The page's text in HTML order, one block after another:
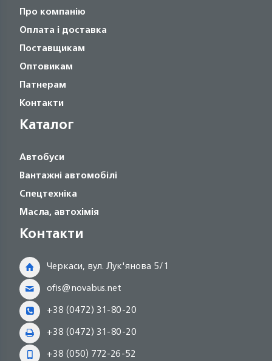
Про компанію
Оплата і доставка
Поставщикам
Оптовикам
Патнерам
Контакти
Каталог
Автобуси
Вантажні автомобілі
Спецтехніка
Масла, автохімія
Контакти
Черкаси, вул. Лук'янова 5/1
ofis@novabus.net
+38 (0472) 31-80-20
+38 (0472) 31-80-20
+38 (050) 772-26-52